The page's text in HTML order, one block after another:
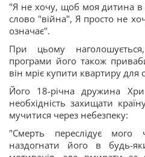
"Я не хочу, щоб моя дитина в
слово "війна", Я просто не
означає".
При цьому
програми його також
він мріє купити квартиру для
Його 18-річна дружина
необхідність захищати
мучитися через небезпеку:
"Смерть переслідує мого
наздогнати його в будь-